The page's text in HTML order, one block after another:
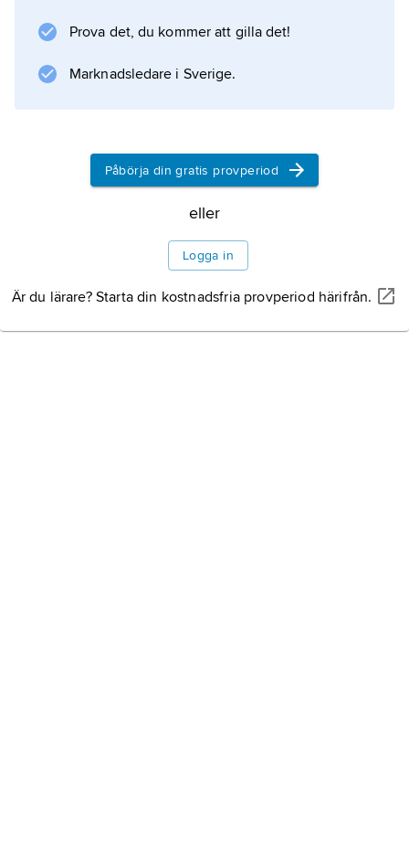
Prova det, du kommer att gilla det!
Marknadsledare i Sverige.
Påbörja din gratis provperiod
eller
Logga in
Är du lärare? Starta din kostnadsfria provperiod härifrån.